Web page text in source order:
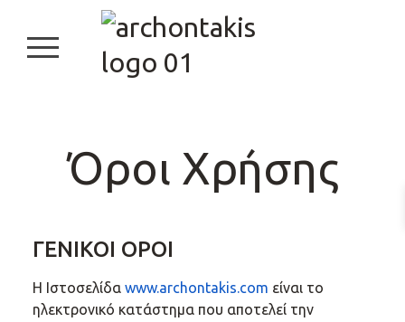
burger button
Όροι Χρήσης
ΓΕΝΙΚΟΙ ΟΡΟΙ
H Ιστοσελίδα www.archontakis.com είναι το
ηλεκτρονικό κατάστημα που αποτελεί την